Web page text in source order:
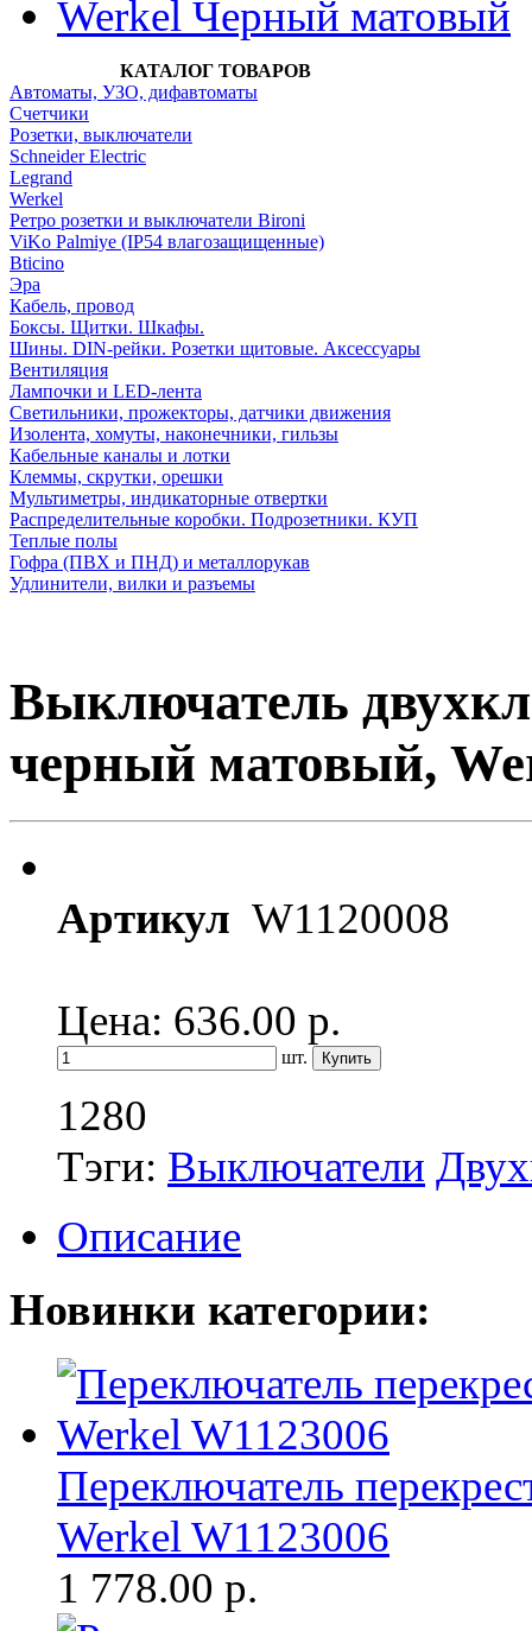
Werkel Черный матовый
КАТАЛОГ ТОВАРОВ
Автоматы, УЗО, дифавтоматы
Счетчики
Розетки, выключатели
Schneider Electric
Legrand
Werkel
Ретро розетки и выключатели Bironi
ViKo Palmiye (IP54 влагозащищенные)
Bticino
Эра
Кабель, провод
Боксы. Щитки. Шкафы.
Шины. DIN-рейки. Розетки щитовые. Аксессуары
Вентиляция
Лампочки и LED-лента
Светильники, прожекторы, датчики движения
Изолента, хомуты, наконечники, гильзы
Кабельные каналы и лотки
Клеммы, скрутки, орешки
Мультиметры, индикаторные отвертки
Распределительные коробки. Подрозетники. КУП
Теплые полы
Гофра (ПВХ и ПНД) и металлорукав
Удлинители, вилки и разъемы
Выключатель
черный матовый,
Артикул W1120008
Цена: 636.00 р.
шт.
1280
Тэги: Выключатели
Описание
Новинки категории:
Переключатель
Werkel W1123006
1 778.00 р.